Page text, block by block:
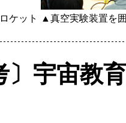
ケット ▲真空実験装置を
〕宇宙教